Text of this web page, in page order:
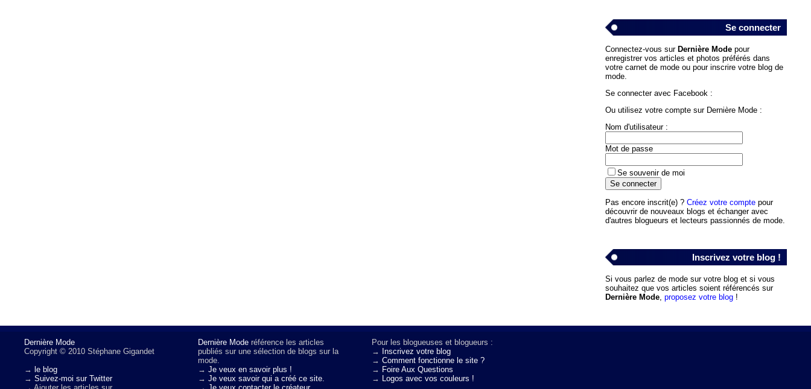
Se connecter
Connectez-vous sur Dernière Modepour
enregistrer vos articles et photos préférés dans
votre carnet de mode ou pour inscrire votre blog de
mode.
Se connecter avec Facebook :
Ou utilisez votre compte sur Dernière Mode :
Nom d'utilisateur :
Mot de passe
Se souvenir de moi
Pas encore inscrit(e) ? Créez votre comptepour
découvrir de nouveaux blogs et échanger avec
d'autres blogueurs et lecteurs passionnés de mode.
Inscrivez votre blog !
Si vous parlez de mode sur votre blog et si vous
souhaitez que vos articles soient référencés sur
Dernière Mode, proposez votre blog!
Dernière Mode
Copyright © 2010 Stéphane Gigandet
→le blog
→Suivez-moi sur Twitter
Dernière Mode référence les articles
publiés sur une sélection de blogs sur la
mode.
→Je veux en savoir plus !
→Je veux savoir qui a créé ce site.
Pour les blogueuses et blogueurs :
→ Inscrivez votre blog
→Comment fonctionne le site ?
→ Foire Aux Questions
→ Logos avec vos couleurs !